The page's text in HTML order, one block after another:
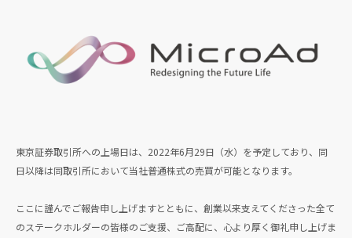
東京証券取引所への上場日は、2022年6月29日（水）を予定しており、同
日以降は同取引所において当社普通株式の売買が可能となります。
ここに謹んでご報告申し上げますとともに、創業以来支えてくださった全て
のステークホルダーの皆様のご支援、ご高配に、心より厚く御礼申し上げま